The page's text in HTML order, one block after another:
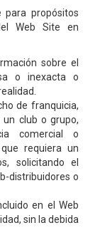
para propósitos
Web Site en
sobre el
o inexacta o
de franquicia,
club o grupo,
comercial o
requiera un
solicitando el
distribuidores o
en el Web
sin la debida